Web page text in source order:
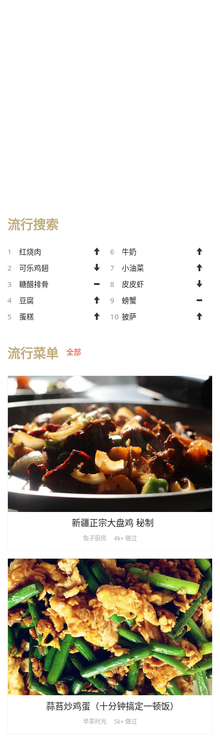
流行搜索
1
红烧肉
2
可乐鸡翅
3
糖醋排骨
4
豆腐
5
蛋糕
6
牛奶
7
小油菜
8
皮皮虾
9
螃蟹
10 披萨
流行菜单 全部
新疆正宗大盘鸡 秘制
兔子厨房 4k+ 做过
蒜苔炒鸡蛋（十分钟搞定一顿饭）
早茶时光 5k+ 做过